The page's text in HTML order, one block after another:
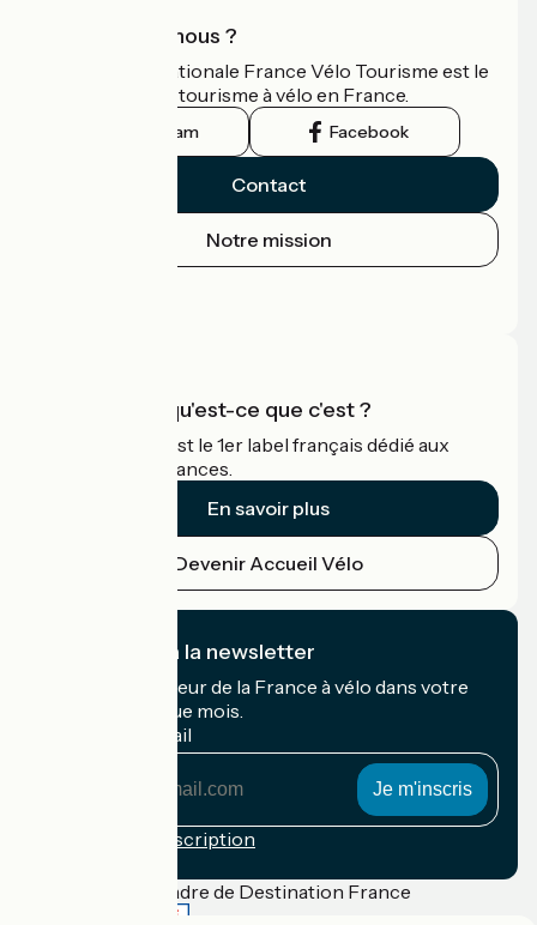
Qui sommes-nous ?
L'association nationale France Vélo Tourisme est le
guide officiel du tourisme à vélo en France.
Instagram Facebook
Contact
Notre mission
Accueil Vélo qu'est-ce que c'est ?
Accueil Vélo c'est le 1er label français dédié aux
cyclistes en vacances.
En savoir plus
Devenir Accueil Vélo
Je m'abonne à la newsletter
Recevez le meilleur de la France à vélo dans votre
boîte mail chaque mois.
Mon adresse mail
Conditions d'inscription
Financé dans le cadre de Destination France